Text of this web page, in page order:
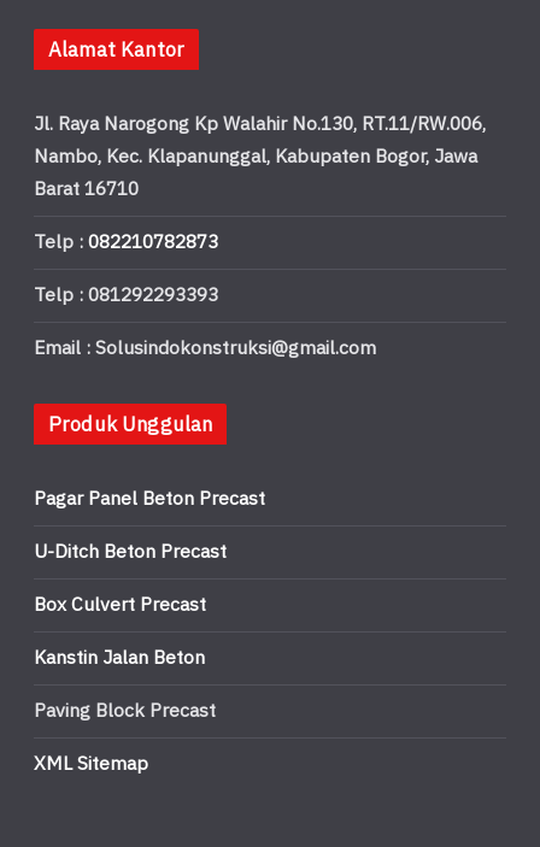
Alamat Kantor
Jl. Raya Narogong Kp Walahir No.130, RT.11/RW.006,
Nambo, Kec. Klapanunggal, Kabupaten Bogor, Jawa
Barat 16710
Telp :082210782873
Telp : 081292293393
Email : Solusindokonstruksi@gmail.com
Produk Unggulan
Pagar Panel Beton Precast
U-Ditch Beton Precast
Box Culvert Precast
Kanstin Jalan Beton
Paving Block Precast
XML Sitemap